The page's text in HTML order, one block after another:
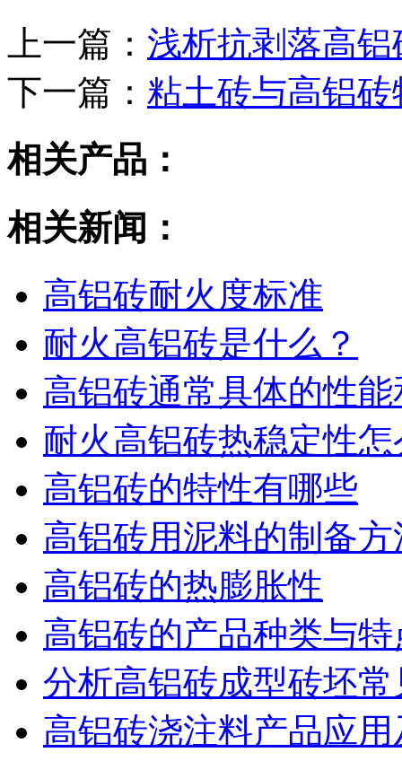
上一篇： 浅析抗剥落高
下一篇： 粘土砖与高铝
相关产品：
相关新闻：
高铝砖耐火度标准
耐火高铝砖是什么？
高铝砖通常具体的性
耐火高铝砖热稳定性
高铝砖的特性有哪些
高铝砖用泥料的制备
高铝砖的热膨胀性
高铝砖的产品种类与特
分析高铝砖成型砖坯
高铝砖浇注料产品应